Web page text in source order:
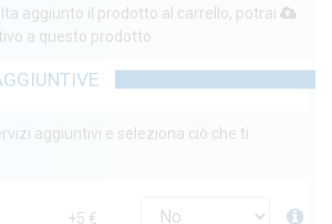
aggiunto il prodotto al carrello, potrai
a questo prodotto.
aggiuntivi e seleziona ciò che ti
+5 €